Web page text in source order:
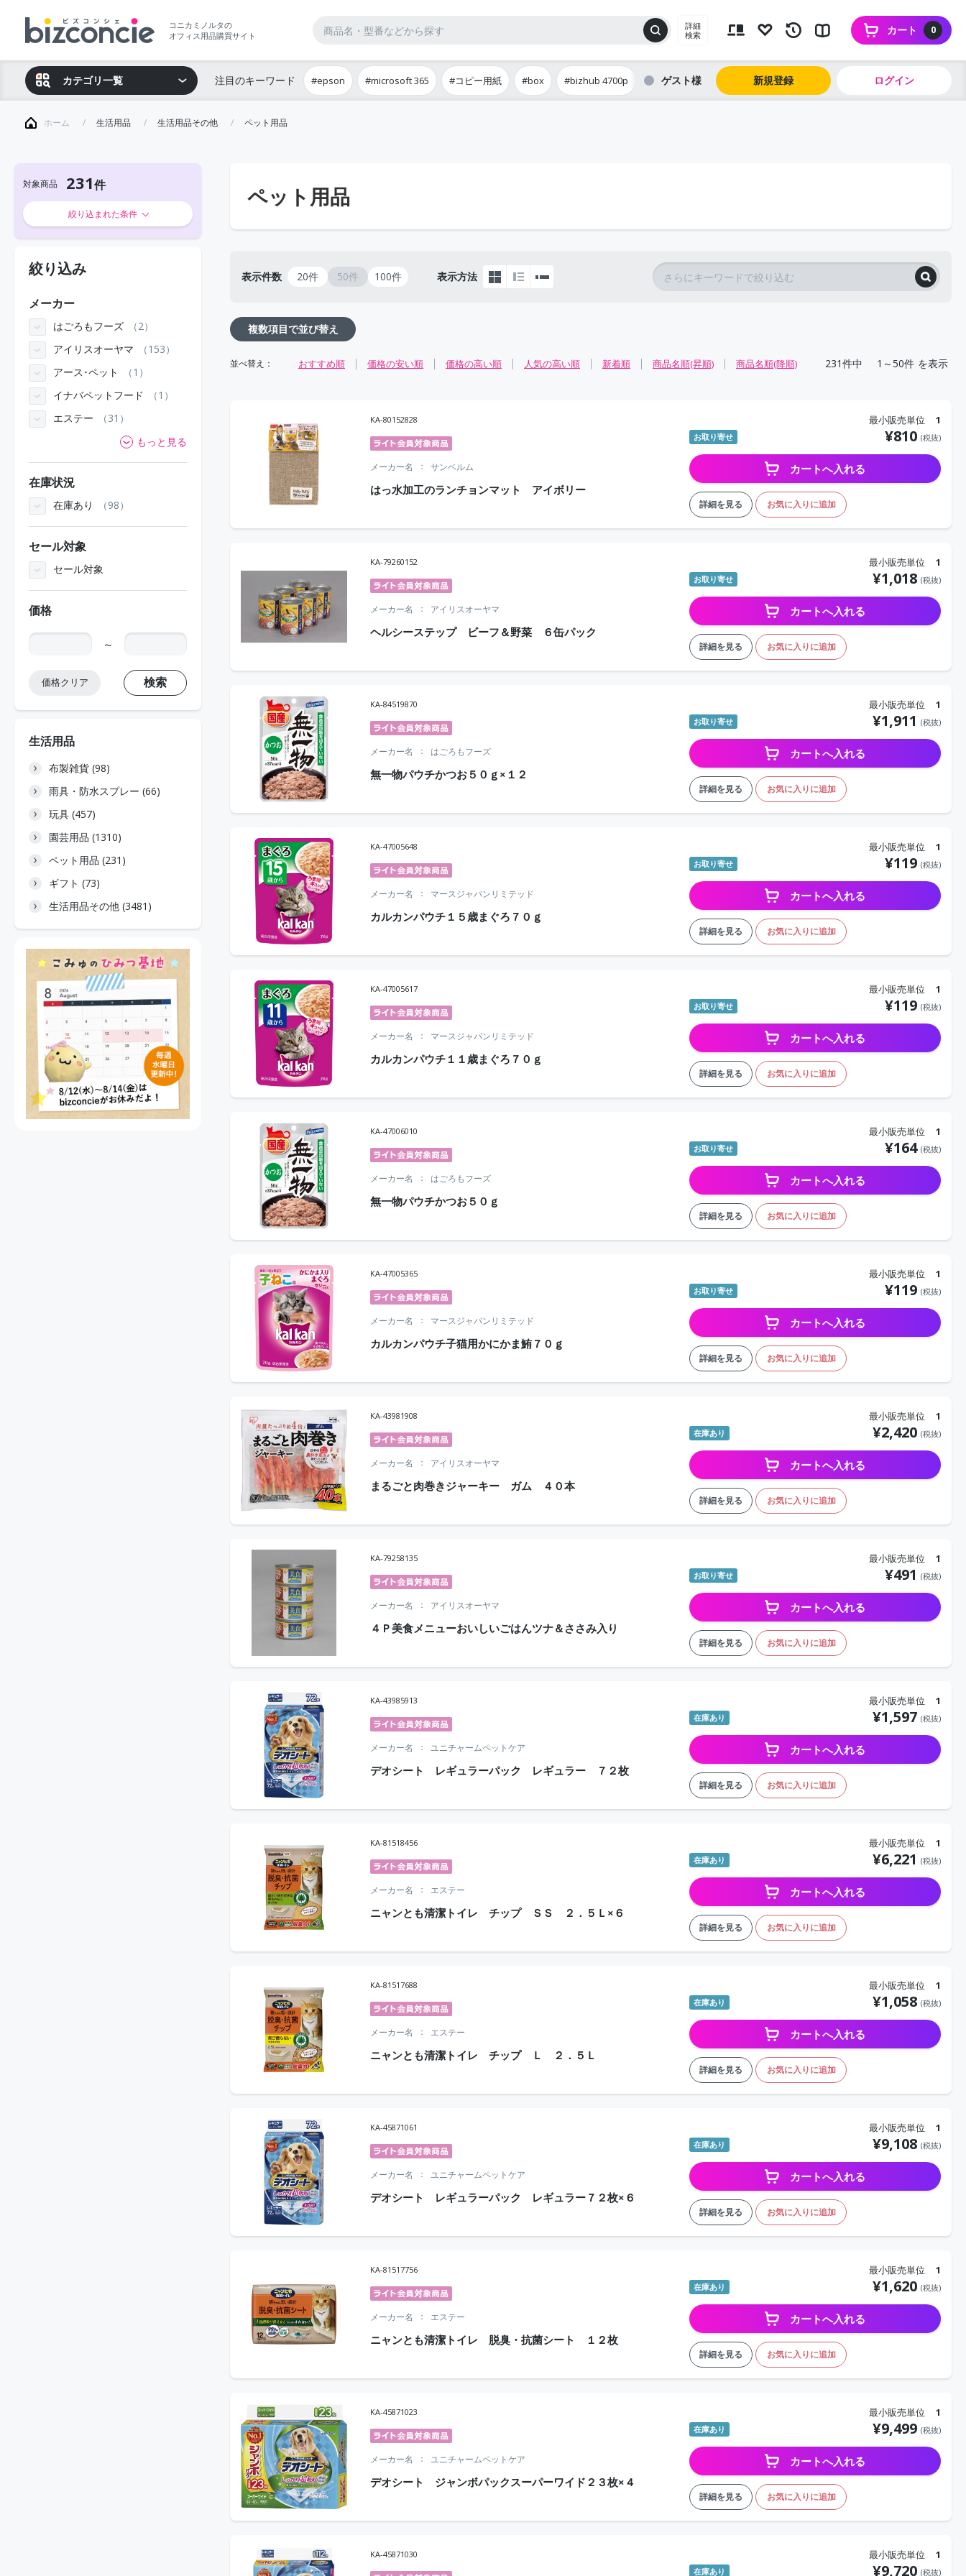
コニカミノルタの
オフィス用品購買サイト
詳細
検索
0
カート
カテゴリ一覧 注目のキーワード #epson #microsoft 365 #コピー用紙 #box #bizhub 4700p ゲスト 新規登録 ログイン
ホーム 生活用品 生活用品その他 ペット用品
ペット用品
表示件数 20件 50件 100件 表示方法
複数項目で並び替え
並べ替え： おすすめ順 価格の安い順 価格の高い順 人気の高い順 新着順 商品名順(昇順) 商品名順(降順) 231件中 1～50件 を表示
KA-80152828
はっ水加工のランチョンマット アイボリー
メーカー名 サンベルム
最小販売単位 1
お取り寄せ ¥810 (税抜)
カートへ入れる
詳細を見る お気に入りに追加
KA-79260152
ヘルシーステップ ビーフ＆野菜 ６缶パック
メーカー名 アイリスオーヤマ
最小販売単位 1
お取り寄せ ¥1,018 (税抜)
カートへ入れる
詳細を見る お気に入りに追加
KA-84519870
無一物パウチかつお５０ｇ×１２
メーカー名 はごろもフーズ
最小販売単位 1
お取り寄せ ¥1,911 (税抜)
カートへ入れる
詳細を見る お気に入りに追加
KA-47005648
カルカンパウチ１５歳まぐろ７０ｇ
メーカー名 マースジャパンリミテッド
最小販売単位 1
お取り寄せ ¥119 (税抜)
カートへ入れる
詳細を見る お気に入りに追加
KA-47005617
カルカンパウチ１１歳まぐろ７０ｇ
メーカー名 マースジャパンリミテッド
最小販売単位 1
お取り寄せ ¥119 (税抜)
カートへ入れる
詳細を見る お気に入りに追加
KA-47006010
無一物パウチかつお５０ｇ
メーカー名 はごろもフーズ
最小販売単位 1
お取り寄せ ¥164 (税抜)
カートへ入れる
詳細を見る お気に入りに追加
KA-47005365
カルカンパウチ子猫用かにかま鮪７０ｇ
メーカー名 マースジャパンリミテッド
最小販売単位 1
お取り寄せ ¥119 (税抜)
カートへ入れる
詳細を見る お気に入りに追加
KA-43981908
まるごと肉巻きジャーキー ガム ４０本
メーカー名 アイリスオーヤマ
最小販売単位 1
在庫あり ¥2,420 (税抜)
カートへ入れる
詳細を見る お気に入りに追加
KA-79258135
４Ｐ美食メニューおいしいごはんツナ＆ささみ入り
メーカー名 アイリスオーヤマ
最小販売単位 1
お取り寄せ ¥491 (税抜)
カートへ入れる
詳細を見る お気に入りに追加
KA-43985913
デオシート レギュラーパック レギュラー ７２枚
メーカー名 ユニチャームペットケア
最小販売単位 1
在庫あり ¥1,597 (税抜)
カートへ入れる
詳細を見る お気に入りに追加
KA-81518456
ニャンとも清潔トイレ チップ ＳＳ ２．５Ｌ×６
メーカー名 エステー
最小販売単位 1
在庫あり ¥6,221 (税抜)
カートへ入れる
詳細を見る お気に入りに追加
KA-81517688
ニャンとも清潔トイレ チップ Ｌ ２．５Ｌ
メーカー名 エステー
最小販売単位 1
在庫あり ¥1,058 (税抜)
カートへ入れる
詳細を見る お気に入りに追加
KA-45871061
デオシート レギュラーパック レギュラー７２枚×６
メーカー名 ユニチャームペットケア
最小販売単位 1
在庫あり ¥9,108 (税抜)
カートへ入れる
詳細を見る お気に入りに追加
KA-81517756
ニャンとも清潔トイレ 脱臭・抗菌シート １２枚
メーカー名 エステー
最小販売単位 1
在庫あり ¥1,620 (税抜)
カートへ入れる
詳細を見る お気に入りに追加
KA-45871023
デオシート ジャンボパックスーパーワイド２３枚×４
メーカー名 ユニチャームペットケア
最小販売単位 1
在庫あり ¥9,499 (税抜)
カートへ入れる
詳細を見る お気に入りに追加
KA-45871030 最小販売単位 1
在庫あり ¥9,720 (税抜)
対象商品 231
絞り込まれた条件
絞り込み
メーカー
はごろもフーズ
2
アイリスオーヤマ
153
アース･ペット
1
イナバペットフード
1
エステー
31
もっと見る
在庫状況
在庫あり 98
セール対象
セール対象
価格
～
価格クリア 検索
生活用品
布製雑貨 (98)
雨具・防水スプレー (66)
玩具 (457)
園芸用品 (1310)
ペット用品 (231)
ギフト (73)
生活用品その他 (3481)